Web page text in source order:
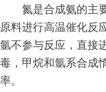
氮是合成氨的主
原料进行高温催化反
氩不参与反应，直接
毒，甲烷和氩系合成
率。